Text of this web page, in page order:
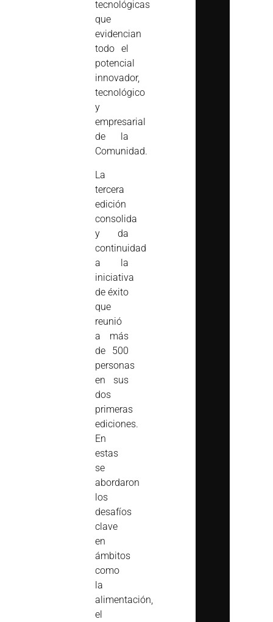
tecnológicas
que
evidencian
todo el
potencial
innovador,
tecnológico
y
empresarial
de la
Comunidad.
La
tercera
edición
consolida
y da
continuidad
a la
iniciativa
de éxito
que
reunió
a más
de 500
personas
en sus
dos
primeras
ediciones.
En
estas
se
abordaron
los
desafíos
clave
en
ámbitos
como
la
alimentación,
el